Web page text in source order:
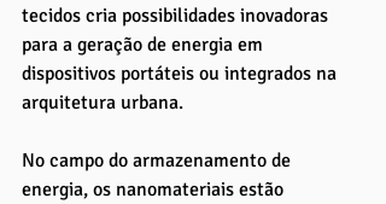
tecidos cria possibilidades inovadoras
para a geração de energia em
dispositivos portáteis ou integrados na
arquitetura urbana.
No campo do armazenamento de
energia, os nanomateriais estão